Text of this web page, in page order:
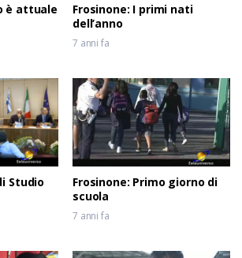
è attuale
Frosinone: I primi nati
dell’anno
7 anni fa
Studio
Frosinone: Primo giorno di
scuola
7 anni fa